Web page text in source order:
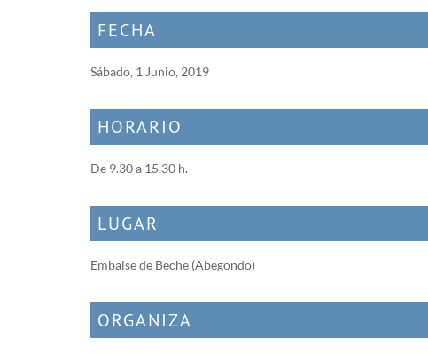
FECHA
Sábado, 1 Junio, 2019
HORARIO
De 9.30 a 15.30 h.
LUGAR
Embalse de Beche (Abegondo)
ORGANIZA